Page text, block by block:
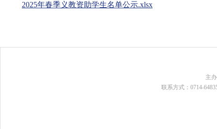
2025年春季义教资助学生名单公示.xlsx
主
联系方式：0714-